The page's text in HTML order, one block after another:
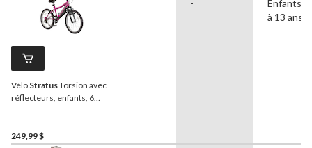
Vélo StratusTorsion avec
réflecteurs, enfants, 6
249,99 $
-
Enfants (5
à 13 ans)